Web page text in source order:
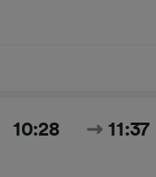
10:28 11:37